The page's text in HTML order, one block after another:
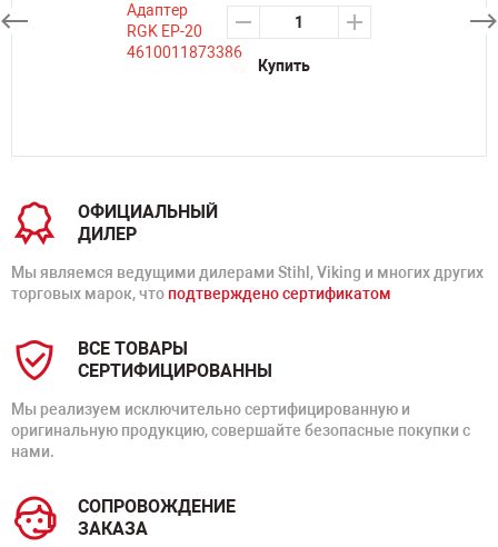
Купить
ОФИЦИАЛЬНЫЙ
ДИЛЕР
Мы являемся ведущими дилерами Stihl, Viking и многих других
торговых марок, что подтверждено сертификатом
ВСЕ ТОВАРЫ
СЕРТИФИЦИРОВАННЫ
Мы реализуем исключительно сертифицированную и
оригинальную продукцию, совершайте безопасные покупки с
нами.
СОПРОВОЖДЕНИЕ
ЗАКАЗА